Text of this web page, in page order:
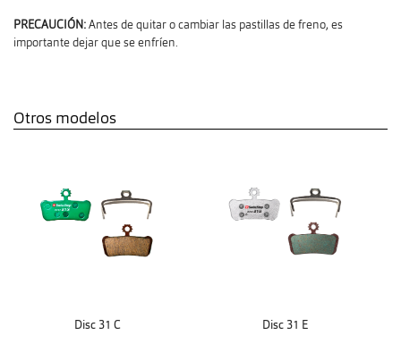
PRECAUCIÓN:Antes de quitar o cambiar las pastillas de freno, es
importante dejar que se enfríen.
Otros modelos
Disc 31 C Disc 31 E